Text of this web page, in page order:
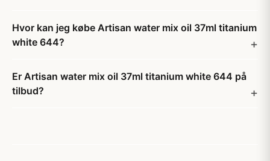
Hvor kan jeg købe Artisan water mix oil 37ml titanium
white 644?
Er Artisan water mix oil 37ml titanium white 644 på
tilbud?